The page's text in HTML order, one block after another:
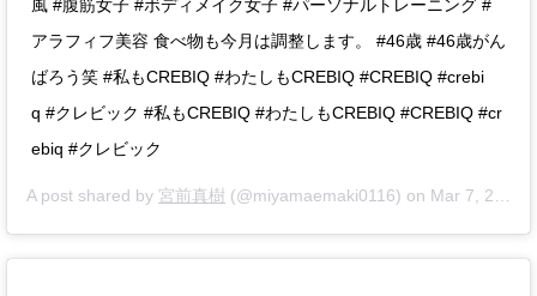
風 #腹筋女子 #ボディメイク女子 #パーソナルトレーニング #
アラフィフ美容 食べ物も今月は調整します。 #46歳 #46歳がん
ばろう笑 #私もCREBIQ #わたしもCREBIQ #CREBIQ #crebi
q #クレビック #私もCREBIQ #わたしもCREBIQ #CREBIQ #cr
ebiq #クレビック
A post shared by 宮前真樹 (@miyamaemaki0116) on Mar 7, 2019 at 2:15am PST